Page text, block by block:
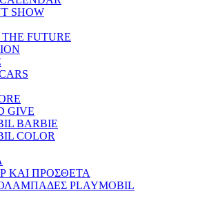
SHOW
FUTURE
GIVE
BARBIE
COLOR
ΚΑΙ ΠΡΟΣΘΕΤΑ
PLAYMOBIL